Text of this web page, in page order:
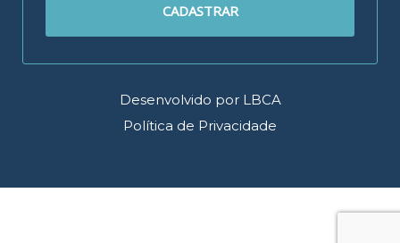
CADASTRAR
Desenvolvido por LBCA
Política de Privacidade